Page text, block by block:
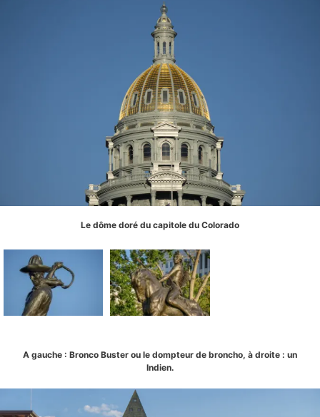
Le dôme doré du capitole du Colorado
A gauche : Bronco Buster ou le dompteur de broncho, à droite : un
Indien.